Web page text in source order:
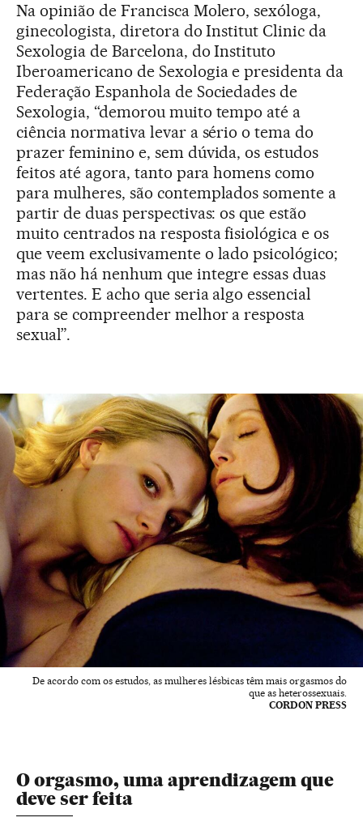
Na opinião de Francisca Molero, sexóloga,
ginecologista, diretora do Institut Clinic da
Sexologia de Barcelona, do Instituto
Iberoamericano de Sexologia e presidenta da
Federação Espanhola de Sociedades de
Sexologia, “demorou muito tempo até a
ciência normativa levar a sério o tema do
prazer feminino e, sem dúvida, os estudos
feitos até agora, tanto para homens como
para mulheres, são contemplados somente a
partir de duas perspectivas: os que estão
muito centrados na resposta fisiológica e os
que veem exclusivamente o lado psicológico;
mas não há nenhum que integre essas duas
vertentes. E acho que seria algo essencial
para se compreender melhor a resposta
sexual”.
De acordo com os estudos, as mulheres lésbicas têm mais orgasmos do
que as heterossexuais.
CORDON PRESS
O orgasmo, uma aprendizagem que
deve ser feita